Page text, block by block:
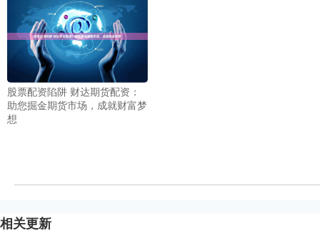
股票配资陷阱 财达期货配资：
助您掘金期货市场，成就财富梦
想
相关更新